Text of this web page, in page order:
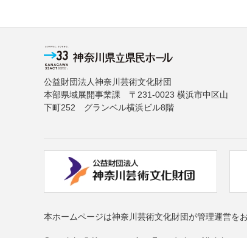
公益財団法人神奈川芸術文化財団
本部県域展開事業課 〒231-0023 横浜市中区山
下町252 グランベル横浜ビル8階
本ホームページは神奈川芸術文化財団が管理運営を